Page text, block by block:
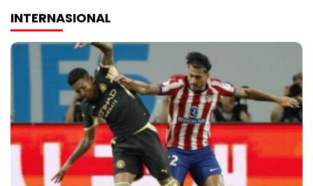
INTERNASIONAL